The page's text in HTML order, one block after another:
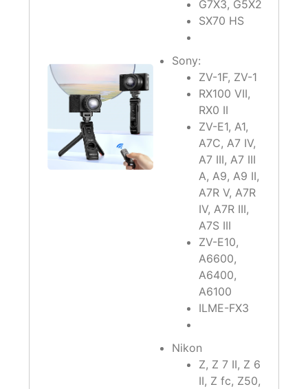
G7X3, G5X2
SX70 HS
Sony:
ZV-1F, ZV-1
RX100 VII,
RX0 II
ZV-E1, A1,
A7C, A7 IV,
A7 III, A7 III
A, A9, A9 II,
A7R V, A7R
IV, A7R III,
A7S III
ZV-E10,
A6600,
A6400,
A6100
ILME-FX3
Nikon
Z, Z 7 II, Z 6
II, Z fc, Z50,